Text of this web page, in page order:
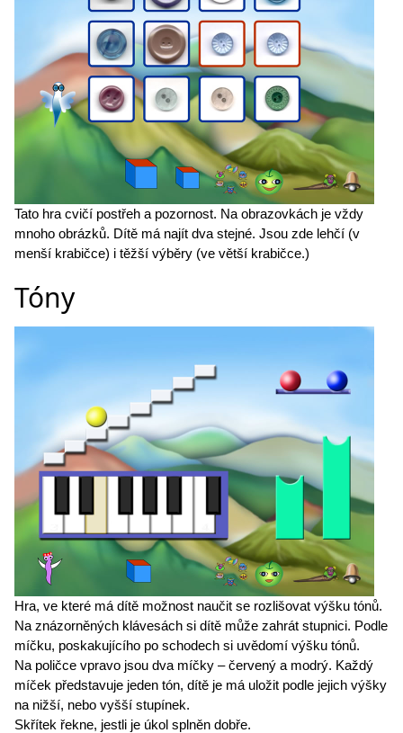
Tato hra cvičí postřeh a pozornost. Na obrazovkách je vždy
mnoho obrázků. Dítě má najít dva stejné. Jsou zde lehčí (v
menší krabičce) i těžší výběry (ve větší krabičce.)
Tóny
Hra, ve které má dítě možnost naučit se rozlišovat výšku tónů.
Na znázorněných klávesách si dítě může zahrát stupnici. Podle
míčku, poskakujícího po schodech si uvědomí výšku tónů.
Na poličce vpravo jsou dva míčky – červený a modrý. Každý
míček představuje jeden tón, dítě je má uložit podle jejich výšky
na nižší, nebo vyšší stupínek.
Skřítek řekne, jestli je úkol splněn dobře.